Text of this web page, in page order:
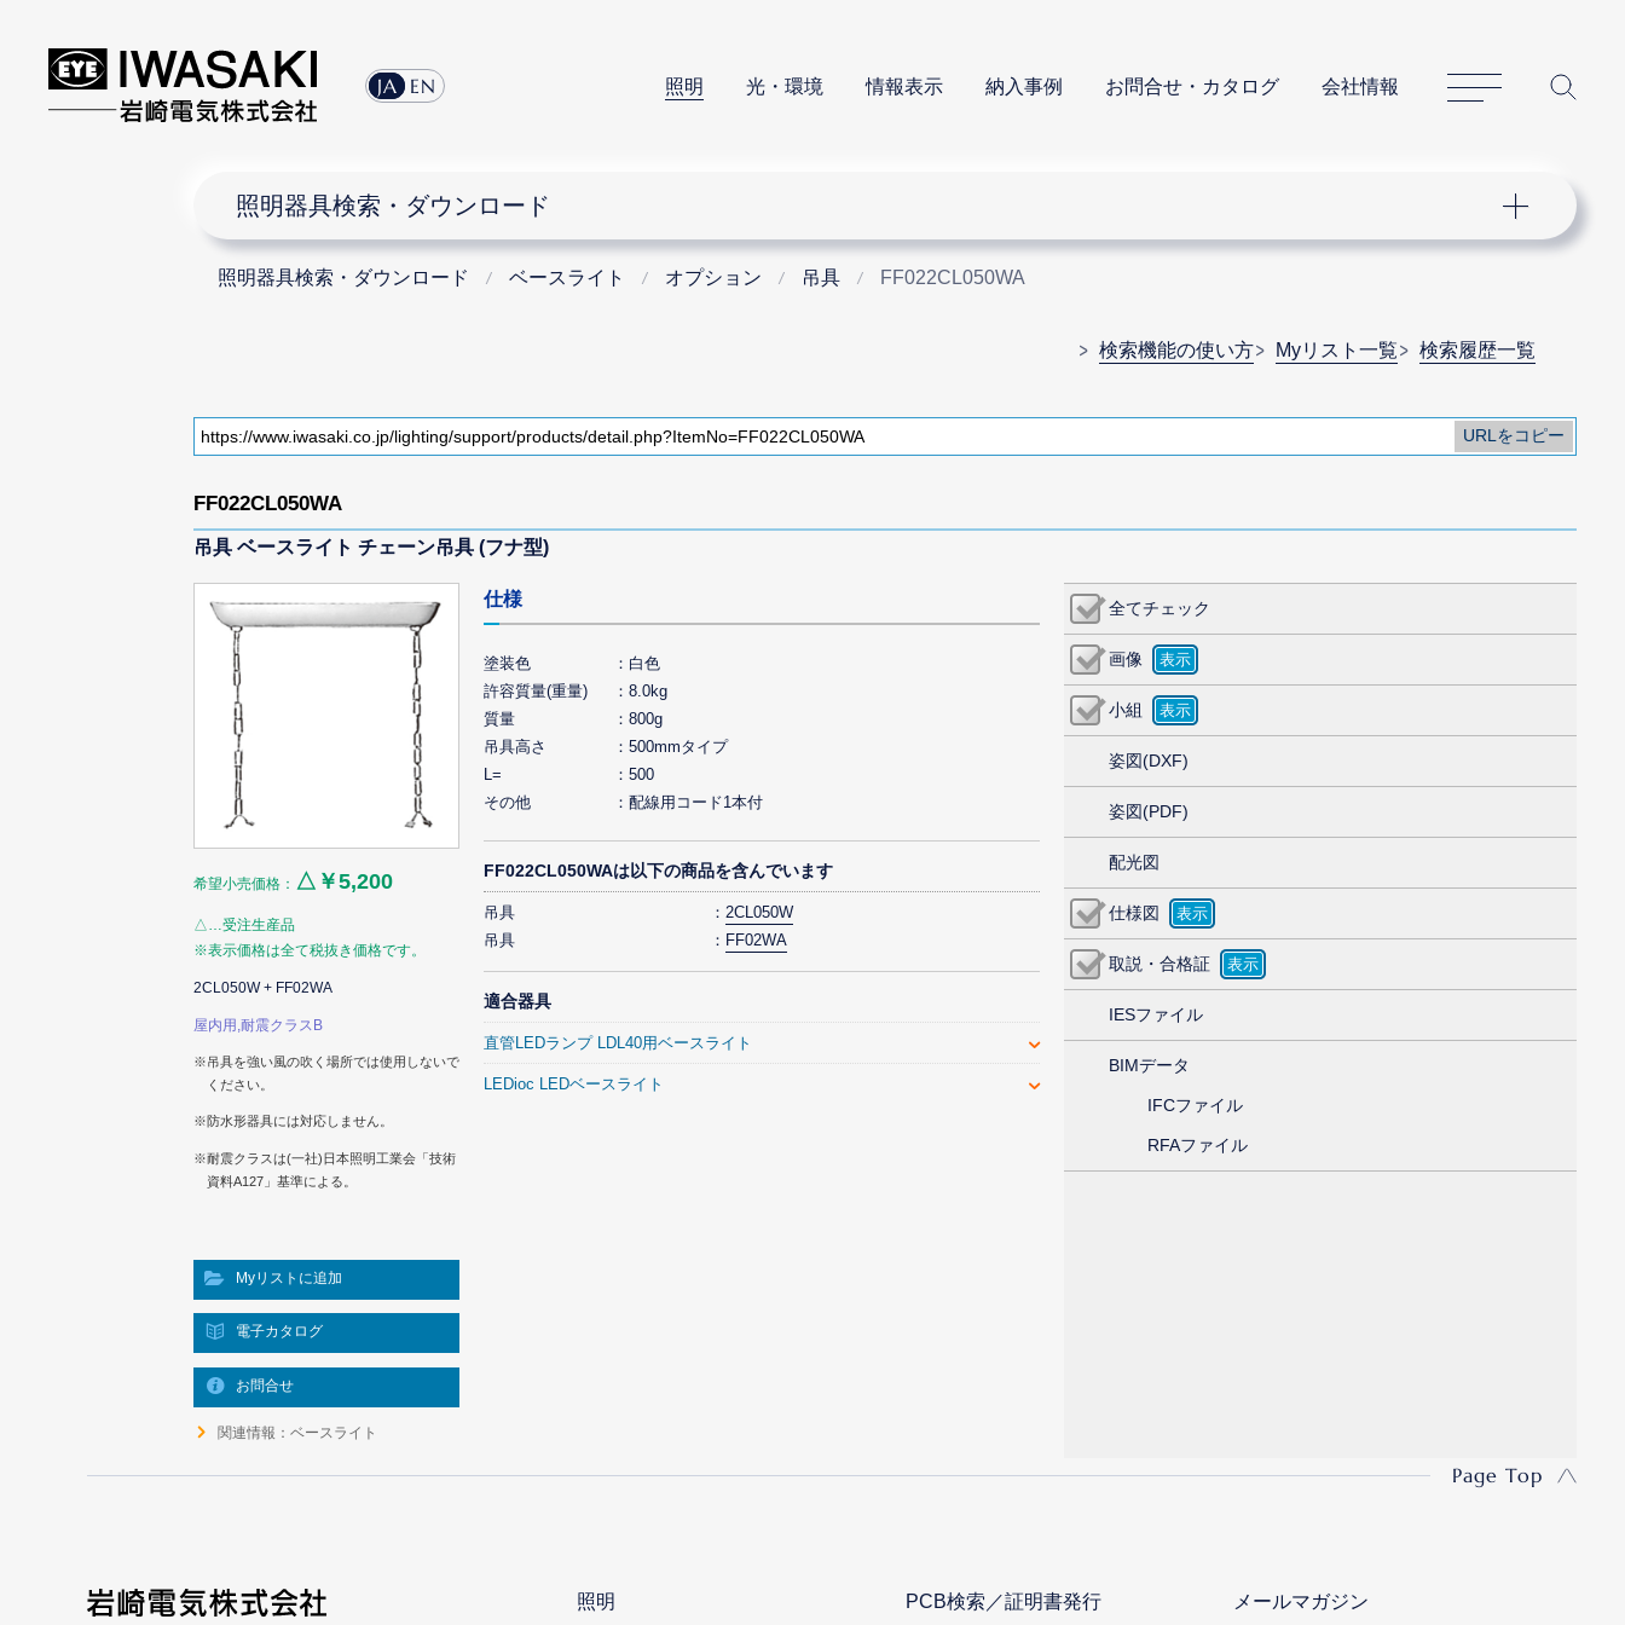
JA EN 照明 光・環境 情報表示 納入事例 お問合せ・カタログ 会社情報
サイトマップ
照明器具検索・ダウンロード
照明器具検索・ダウンロード ベースライト オプション 吊具 FF022CL050WA
検索機能の使い方 Myリスト一覧 検索履歴一覧
FF022CL050WA
吊具 ベースライト チェーン吊具 (フナ型)
希望小売価格： △￥5,200
△…受注生産品
※表示価格は全て税抜き価格です。
2CL050W + FF02WA
屋内用,耐震クラスB
※吊具を強い風の吹く場所では使用しないで
ください。
※防水形器具には対応しません。
※耐震クラスは(一社)日本照明工業会「技術
資料A127」基準による。
Myリストに追加
電子カタログ
お問合せ
関連情報：ベースライト
全てチェック
画像
小組
姿図(DXF)
姿図(PDF)
配光図
仕様図
取説・合格証
IESファイル
BIMデータ
IFCファイル
RFAファイル
仕様
塗装色
白色
許容質量(重量)
8.0kg
質量
800g
吊具高さ
500mmタイプ
L=
500
その他
配線用コード1本付
FF022CL050WAは以下の商品を含んでいます
吊具
2CL050W
吊具
FF02WA
適合器具
直管LEDランプ LDL40用ベースライト
LEDioc LEDベースライト
Page Top
照明 PCB検索／証明書発行 メールマガジン